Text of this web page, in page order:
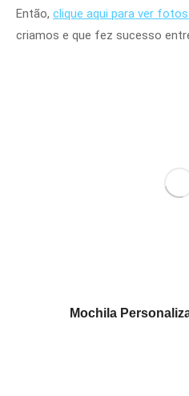
Então, clique aqui para ver fotos
criamos e que fez sucesso
Mochila